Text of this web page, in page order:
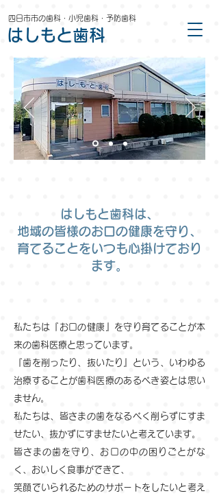
四日市市の歯科・小児歯科・予防歯科
はしもと歯科
はしもと歯科は、
地域の皆様のお口の健康を守り、
育てることをいつも心掛けており
ます。
私たちは『お口の健康』を守り育てることが本
来の歯科医療と思っています。
『歯を削ったり、抜いたり』という、いわゆる
治療することが歯科医療のあるべき姿とは思い
ません。
私たちは、皆さまの歯をなるべく削らずにすま
せたい、抜かずにすませたいと考えています。
皆さまの歯を守り、お口の中の困りごとがな
く、おいしく食事ができて、
笑顔でいられるためのサポートをしたいと考え